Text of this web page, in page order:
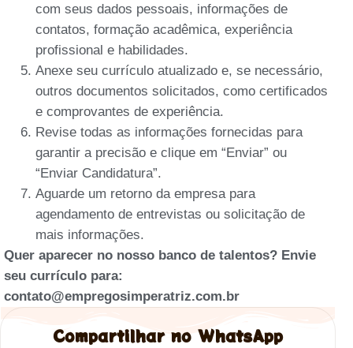
com seus dados pessoais, informações de
contatos, formação acadêmica, experiência
profissional e habilidades.
Anexe seu currículo atualizado e, se necessário,
outros documentos solicitados, como certificados
e comprovantes de experiência.
Revise todas as informações fornecidas para
garantir a precisão e clique em “Enviar” ou
“Enviar Candidatura”.
Aguarde um retorno da empresa para
agendamento de entrevistas ou solicitação de
mais informações.
Quer aparecer no nosso banco de talentos? Envie
seu currículo para:
contato@empregosimperatriz.com.br
Compartilhar no WhatsApp